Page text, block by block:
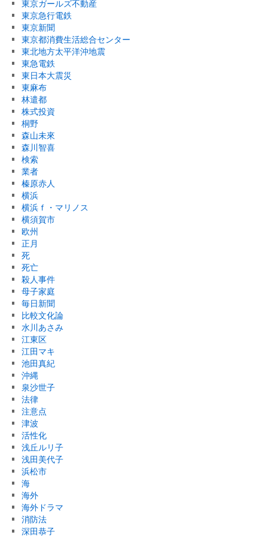
東京ガールズ不動産
東京急行電鉄
東京新聞
東京都消費生活総合センター
東北地方太平洋沖地震
東急電鉄
東日本大震災
東麻布
林遣都
株式投資
桐野
森山未來
森川智喜
検索
業者
榛原赤人
横浜
横浜ｆ・マリノス
横須賀市
欧州
正月
死
死亡
殺人事件
母子家庭
毎日新聞
比較文化論
水川あさみ
江東区
江田マキ
池田真紀
沖縄
泉沙世子
法律
注意点
津波
活性化
浅丘ルリ子
浅田美代子
浜松市
海
海外
海外ドラマ
消防法
深田恭子